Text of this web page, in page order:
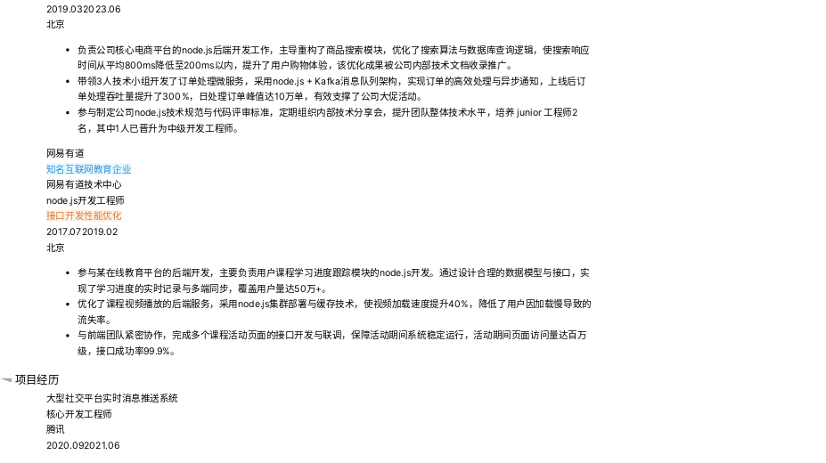
2019.032023.06
北京
负责公司核心电商平台的node.js后端开发工作，主导重构了商品搜索模块，优化了搜索算法与数据库查询逻辑，使搜索响应
时间从平均800ms降低至200ms以内，提升了用户购物体验，该优化成果被公司内部技术文档收录推广。
带领3人技术小组开发了订单处理微服务，采用node.js + Kafka消息队列架构，实现订单的高效处理与异步通知，上线后订
单处理吞吐量提升了300%，日处理订单峰值达10万单，有效支撑了公司大促活动。
参与制定公司node.js技术规范与代码评审标准，定期组织内部技术分享会，提升团队整体技术水平，培养 junior 工程师2
名，其中1人已晋升为中级开发工程师。
网易有道
知名互联网教育企业
网易有道技术中心
node.js开发工程师
接口开发性能优化
2017.072019.02
北京
参与某在线教育平台的后端开发，主要负责用户课程学习进度跟踪模块的node.js开发。通过设计合理的数据模型与接口，实
现了学习进度的实时记录与多端同步，覆盖用户量达50万+。
优化了课程视频播放的后端服务，采用node.js集群部署与缓存技术，使视频加载速度提升40%，降低了用户因加载慢导致的
流失率。
与前端团队紧密协作，完成多个课程活动页面的接口开发与联调，保障活动期间系统稳定运行，活动期间页面访问量达百万
级，接口成功率99.9%。
项目经历
大型社交平台实时消息推送系统
核心开发工程师
腾讯
2020.092021.06